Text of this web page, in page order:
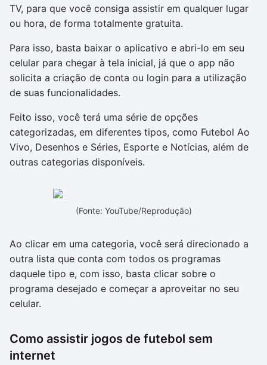
TV, para que você consiga assistir em qualquer lugar
ou hora, de forma totalmente gratuita.
Para isso, basta baixar o aplicativo e abri-lo em seu
celular para chegar à tela inicial, já que o app não
solicita a criação de conta ou login para a utilização
de suas funcionalidades.
Feito isso, você terá uma série de opções
categorizadas, em diferentes tipos, como Futebol Ao
Vivo, Desenhos e Séries, Esporte e Notícias, além de
outras categorias disponíveis.
(Fonte: YouTube/Reprodução)
Ao clicar em uma categoria, você será direcionado a
outra lista que conta com todos os programas
daquele tipo e, com isso, basta clicar sobre o
programa desejado e começar a aproveitar no seu
celular.
Como assistir jogos de futebol sem
internet